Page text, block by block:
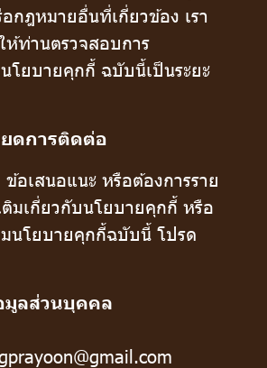
กฎหมายอื่นที่เกี่ยวข้อง เรา
ห้ท่านตรวจสอบการ
โยบายคุกกี้ ฉบับนี้เป็นระยะ
ยดการติดต่อ
อเสนอแนะ หรือต้องการราย
ติมเกี่ยวกับนโยบายคุกกี้ หรือ
นโยบายคุกกี้ฉบับนี้ โปรด
ลส่วนบุคคล